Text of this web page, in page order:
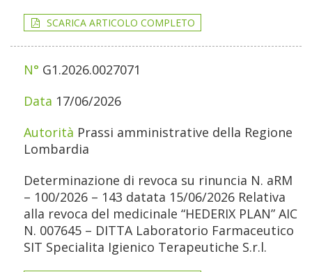
SCARICA ARTICOLO COMPLETO
G1.2026.0027071
17/06/2026
Prassi amministrative della Regione
Lombardia
Determinazione di revoca su rinuncia N. aRM
– 100/2026 – 143 datata 15/06/2026 Relativa
alla revoca del medicinale “HEDERIX PLAN” AIC
N. 007645 – DITTA Laboratorio Farmaceutico
SIT Specialita Igienico Terapeutiche S.r.l.